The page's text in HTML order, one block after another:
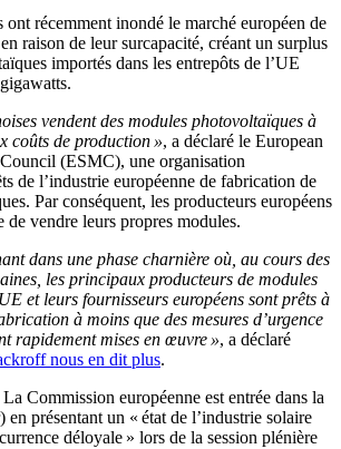
récemment inondé le marché européen de
raison de leur surcapacité, créant un surplus
importés dans les entrepôts de l’UE
vendent des modules photovoltaïques à
coûts de production », a déclaré le European
(ESMC), une organisation
de l’industrie européenne de fabrication de
Par conséquent, les producteurs européens
de vendre leurs propres modules.
dans une phase charnière où, au cours des
les principaux producteurs de modules
et leurs fournisseurs européens sont prêts à
à moins que des mesures d’urgence
rapidement mises en œuvre », a déclaré
nous en dit plus.
La Commission européenne est entrée dans la
présentant un « état de l’industrie solaire
déloyale » lors de la session plénière